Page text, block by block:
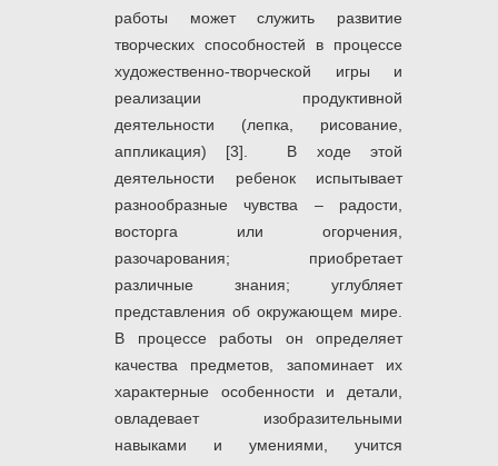
работы может служить развитие
творческих способностей в процессе
художественно-творческой игры и
реализации продуктивной
деятельности (лепка, рисование,
аппликация) [3]. В ходе этой
деятельности ребенок испытывает
разнообразные чувства – радости,
восторга или огорчения,
разочарования; приобретает
различные знания; углубляет
представления об окружающем мире.
В процессе работы он определяет
качества предметов, запоминает их
характерные особенности и детали,
овладевает изобразительными
навыками и умениями, учится